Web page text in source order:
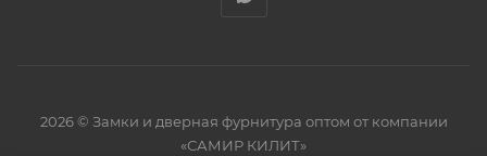
2026 © Замки и дверная фурнитура оптом от компании
«САМИР КИЛИТ»